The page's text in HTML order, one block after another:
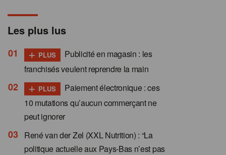
Les plus lus
+ PLUS
Publicité en magasin : les
franchisés veulent reprendre la main
+ PLUS
Paiement électronique : ces
10 mutations qu’aucun commerçant ne
peut ignorer
René van der Zel (XXL Nutrition) : “La
politique actuelle aux Pays-Bas n’est pas